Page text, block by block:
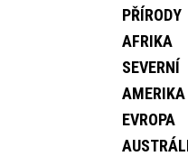
PŘÍRODY
AFRIKA
SEVERNÍ
AMERIKA
EVROPA